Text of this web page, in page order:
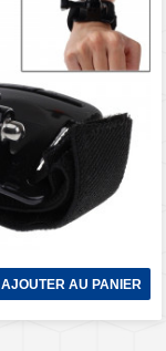
AJOUTER AU PANIER